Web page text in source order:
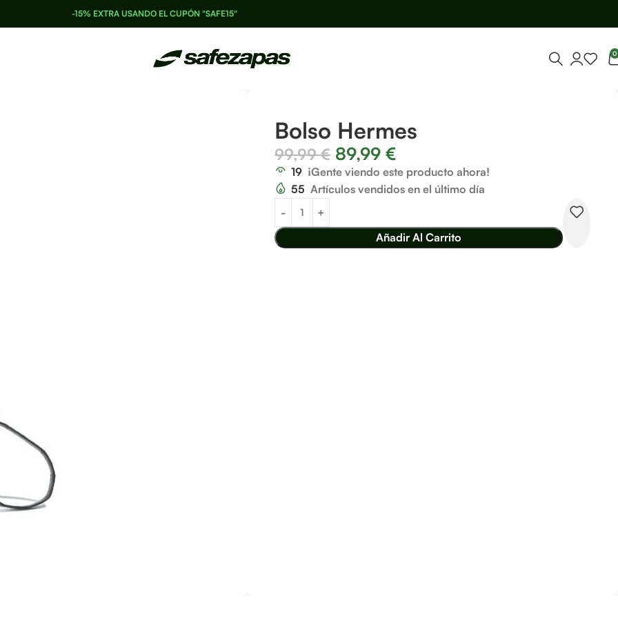
-15% EXTRA USANDO EL CUPÓN "SAFE15"
0
Bolso Hermes
99,99€ 89,99€
19 ¡Gente viendo este producto ahora!
55 Artículos vendidos en el último día
Añadir Al Carrito